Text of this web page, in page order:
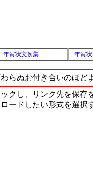
年賀状文例集 年賀
らぬお付き合いのほど
クし、リンク先を保存
ードしたい形式を選択